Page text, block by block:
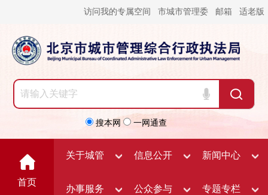
访问我的专属空间 市城市管理委 邮箱 适老版
搜本网 一网通查
首页
关于城管 信息公开 新闻中心
办事服务 公众参与 专题专栏